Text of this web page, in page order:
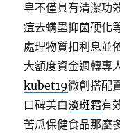
皂不僅具有清潔功
痘去螨蟲抑菌硬化
處理物質扣利息並
大額度資金週轉專
kubet19微創搭配
口碑美白淡斑霜有
苦瓜保健食品那麼